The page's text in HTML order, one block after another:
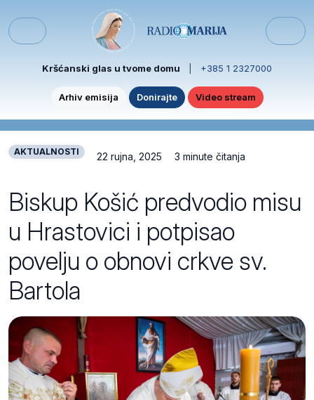
Menu
Kršćanski glas u tvome domu +385 1 2327000
Arhiv emisija Donirajte Video stream
AKTUALNOSTI 22 rujna, 2025 3 minute čitanja
Biskup Košić predvodio misu
u Hrastovici i potpisao
povelju o obnovi crkve sv.
Bartola